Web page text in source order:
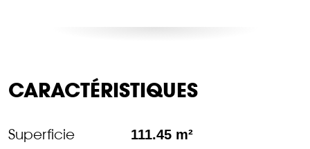
CARACTÉRISTIQUES
Superficie 111.45 m²